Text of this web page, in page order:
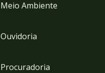
Meio Ambiente
Ouvidoria
Procuradoria